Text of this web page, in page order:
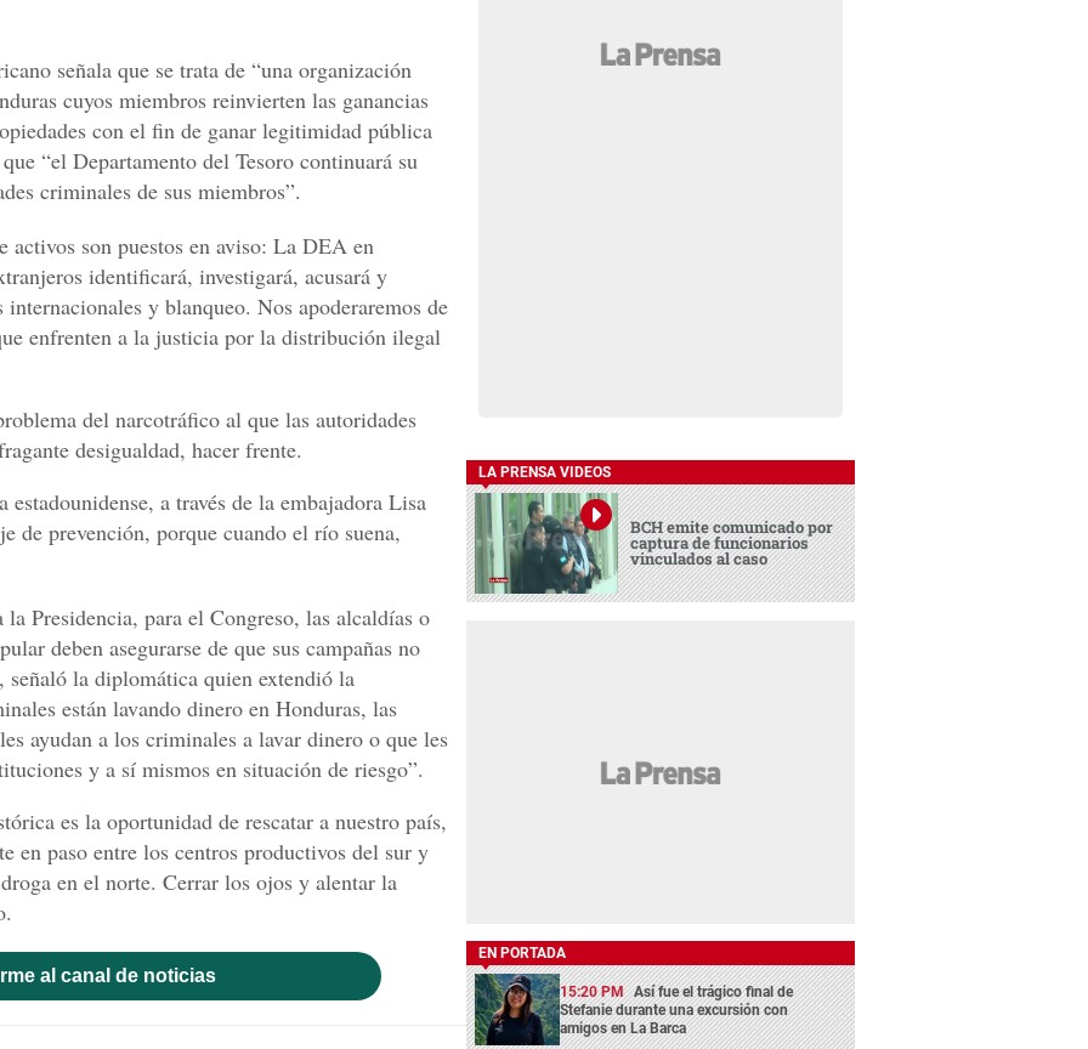
señala que se trata de “una organización
cuyos miembros reinvierten las ganancias
con el fin de ganar legitimidad pública
“el Departamento del Tesoro continuará su
criminales de sus miembros”.
activos son puestos en aviso: La DEA en
identificará, investigará, acusará y
y blanqueo. Nos apoderaremos de
enfrenten a la justicia por la distribución ilegal
del narcotráfico al que las autoridades
desigualdad, hacer frente.
a través de la embajadora Lisa
de prevención, porque cuando el río suena,
Presidencia, para el Congreso, las alcaldías o
deben asegurarse de que sus campañas no
señaló la diplomática quien extendió la
están lavando dinero en Honduras, las
ayudan a los criminales a lavar dinero o que les
y a sí mismos en situación de riesgo”.
es la oportunidad de rescatar a nuestro país,
en paso entre los centros productivos del sur y
en el norte. Cerrar los ojos y alentar la
al canal de noticias
LA PRENSA VIDEOS
BCH emite comunicado por
captura de funcionarios
vinculados al caso
EN PORTADA
15:20 PM Así fue el trágico final de
Stefanie durante una excursión con
amigos en La Barca